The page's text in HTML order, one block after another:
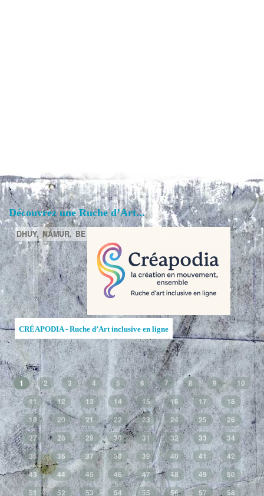
Découvrez une Ruche d’Art...
DHUY, NAMUR, BE
CRÉAPODIA - Ruche d’Art inclusive en ligne
1 2 3 4 5 6 7 8 9
10
11
12 13 14 15 16 17
18
19
20 21 22 23 24 25
26
27
28 29 30 31 32 33
34
35
36 37 38 39 40 41
42
43
44 45 46 47 48 49
50
51
52 53 54 55 56 57
58